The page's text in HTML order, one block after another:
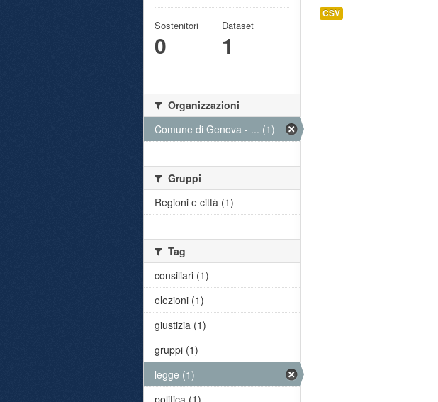
CSV
Sostenitori
0
Dataset
1
Organizzazioni
Comune di Genova - ... (1)
Gruppi
Regioni e città (1)
Tag
consiliari (1)
elezioni (1)
giustizia (1)
gruppi (1)
legge (1)
politica (1)